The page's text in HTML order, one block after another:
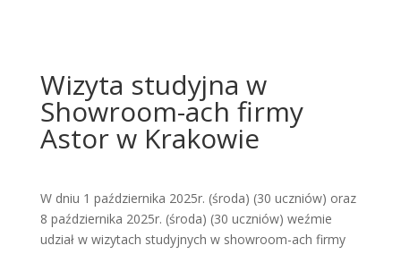
Wizyta studyjna w
Showroom-ach firmy
Astor w Krakowie
W dniu 1 października 2025r. (środa) (30 uczniów) oraz
8 października 2025r. (środa) (30 uczniów) weźmie
udział w wizytach studyjnych w showroom-ach firmy